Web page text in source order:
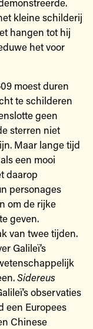
kleine schilderij
hangen tot hij
het voor
moest duren
te schilderen
geen
sterren niet
Maar lange tijd
een mooi
daarop
personages
om de rijke
geven.
van twee tijden.
Galileï’s
Sidereus
observaties
een Europees
Chinese